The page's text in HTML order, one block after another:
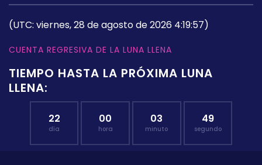
(UTC: viernes, 28 de agosto de 2026 4:19:57)
CUENTA REGRESIVA DE LA LUNA LLENA
TIEMPO HASTA LA PRÓXIMA LUNA
LLENA:
22
día
00
hora
03
minuto
48
segundo